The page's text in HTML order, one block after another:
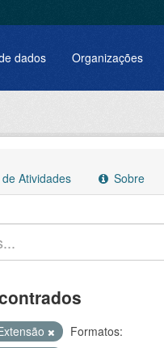
dados Organizações
Atividades Sobre
Formatos: